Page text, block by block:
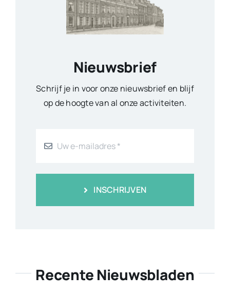
Nieuwsbrief
Schrijf je in voor onze nieuwsbrief en blijf
op de hoogte van al onze activiteiten.
INSCHRIJVEN
Recente Nieuwsbladen